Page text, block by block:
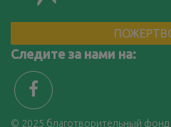
Следите за нами на:
© 2025 благотворительный фонд